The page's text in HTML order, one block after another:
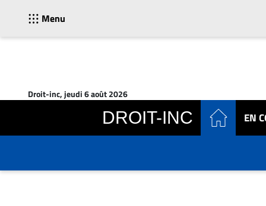
Menu
Droit-inc, jeudi 6 août 2026
DROIT-INC EN
En
Nominations
Conseillers